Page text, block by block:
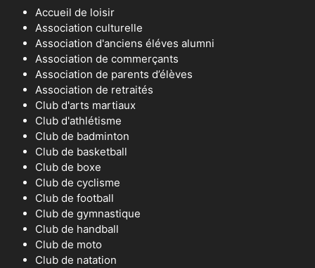
Accueil de loisir
Association culturelle
Association d'anciens éléves alumni
Association de commerçants
Association de parents d’élèves
Association de retraités
Club d'arts martiaux
Club d'athlétisme
Club de badminton
Club de basketball
Club de boxe
Club de cyclisme
Club de football
Club de gymnastique
Club de handball
Club de moto
Club de natation